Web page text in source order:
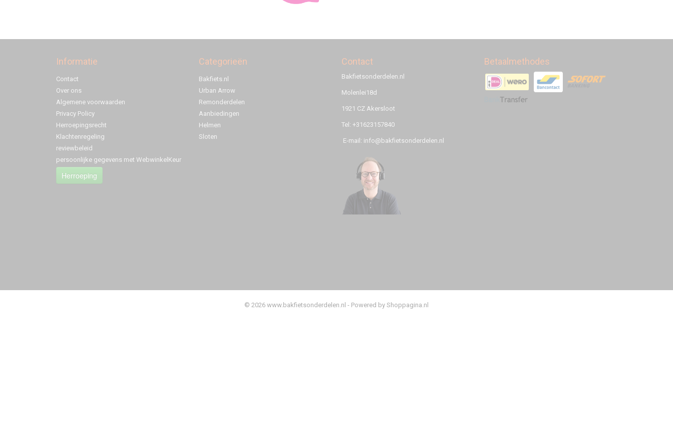
Informatie
Contact
Over ons
Algemene voorwaarden
Privacy Policy
Herroepingsrecht
Klachtenregeling
reviewbeleid
persoonlijke gegevens met WebwinkelKeur
Herroeping
Categorieën
Bakfiets.nl
Urban Arrow
Remonderdelen
Aanbiedingen
Helmen
Sloten
Contact
Bakfietsonderdelen.nl
Molenlei18d
1921 CZ Akersloot
Tel: +31623157840
E-mail: info@bakfietsonderdelen.nl
Betaalmethodes
© 2026 www.bakfietsonderdelen.nl - Powered by Shoppagina.nl